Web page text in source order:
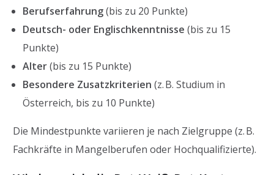
Berufserfahrung(bis zu 20 Punkte)
Deutsch- oder Englischkenntnisse (bis zu 15
Punkte)
Alter(bis zu 15 Punkte)
Besondere Zusatzkriterien (z. B. Studium in
Österreich, bis zu 10 Punkte)
Die Mindestpunkte variieren je nach Zielgruppe (z. B.
Fachkräfte in Mangelberufen oder Hochqualifizierte).